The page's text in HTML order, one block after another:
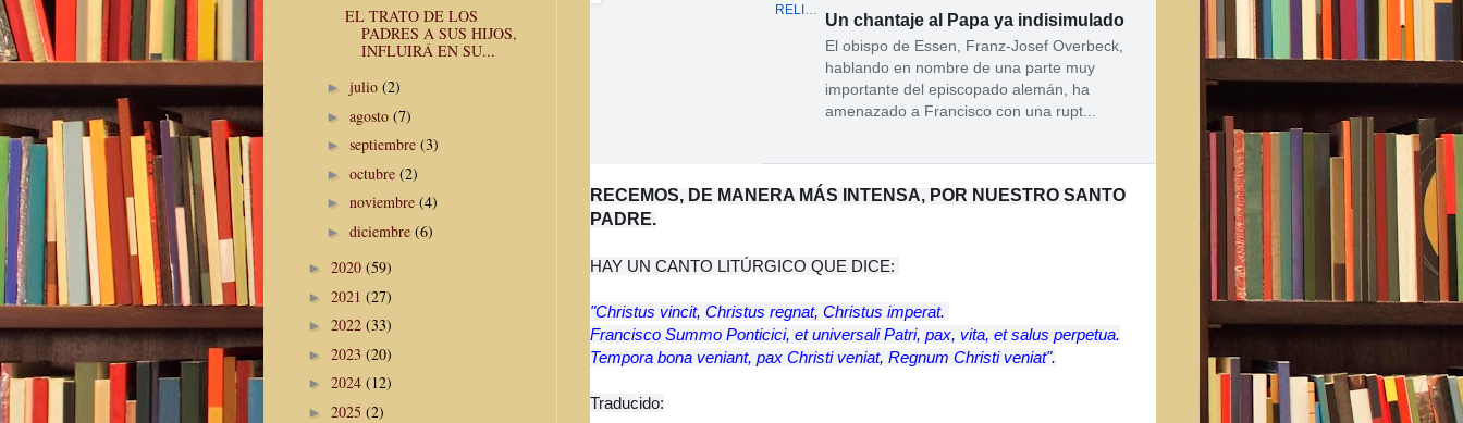
RELIGIONENLIBERTAD.COM
Un chantaje al Papa ya indisimulado
El obispo de Essen, Franz-Josef Overbeck,
hablando en nombre de una parte muy
importante del episcopado alemán, ha
amenazado a Francisco con una rupt...
RECEMOS, DE MANERA MÁS INTENSA, POR NUESTRO SANTO
PADRE.
HAY UN CANTO LITÚRGICO QUE DICE:
"Christus vincit, Christus regnat, Christus imperat.
Francisco Summo Ponticici, et universali Patri, pax, vita, et salus perpetua.
Tempora bona veniant, pax Christi veniat, Regnum Christi veniat".
Traducido:
EL TRATO DE LOS
PADRES A SUS HIJOS,
INFLUIRÁ EN SU...
► julio (2)
► agosto (7)
► septiembre (3)
► octubre (2)
► noviembre (4)
► diciembre (6)
► 2020 (59)
► 2021 (27)
► 2022 (33)
► 2023 (20)
► 2024 (12)
► 2025 (2)